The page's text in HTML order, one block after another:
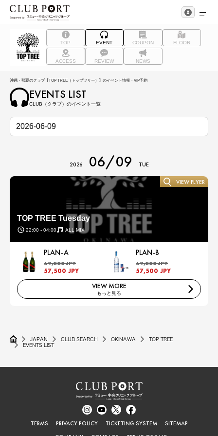
TOP EVENT COUPON FLOOR
ACCESS REVIEW NEWS
沖縄・那覇のクラブ【TOP TREE（トップツリー）】のイベント情報・VIP予約
EVENTS LIST
CLUB（クラブ）のイベント一覧
2026 06/09 TUE
TOP TREE Tuesday
22:00 - 04:00 ALL MIX
VIEW FLYER
PLAN-A
69,000 JPY
57,500 JPY
PLAN-B
69,000 JPY
57,500 JPY
VIEW MORE
もっと見る
JAPAN CLUB SEARCH OKINAWA
TOP TREE
EVENTS LIST
TERMS PRIVACY POLICY TICKETING SYSTEM
SITEMAP